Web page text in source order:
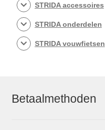
STRIDA accessoires
STRIDA onderdelen
STRIDA vouwfietsen
Betaalmethoden